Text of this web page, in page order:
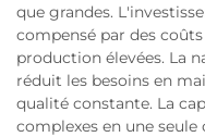
que grandes.
compensé par des
production élevées. La
réduit les besoins en
qualité constante. La
complexes en une